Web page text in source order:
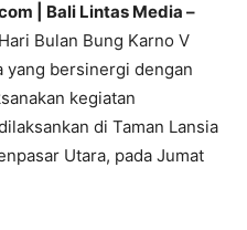
| Bali Lintas Media –
Bulan Bung Karno V
yang bersinergi dengan
kegiatan
di Taman Lansia
Utara, pada Jumat